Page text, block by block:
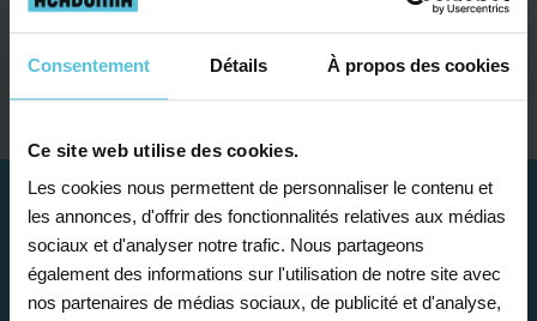
Consentement Détails À propos des cookies
Ce site web utilise des cookies.
Les cookies nous permettent de personnaliser le contenu et
les annonces, d'offrir des fonctionnalités relatives aux médias
sociaux et d'analyser notre trafic. Nous partageons
également des informations sur l'utilisation de notre site avec
nos partenaires de médias sociaux, de publicité et d'analyse,